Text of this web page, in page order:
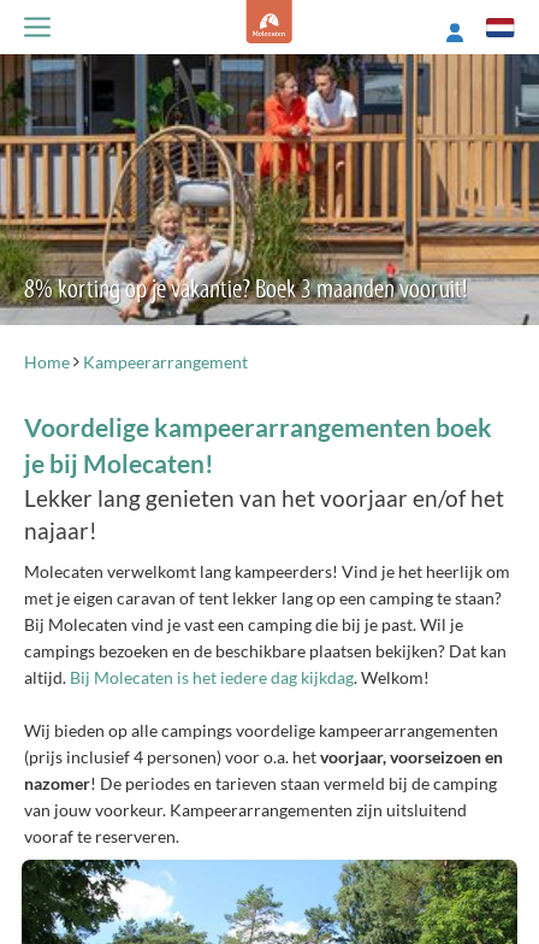
8% korting op je vakantie? Boek 3 maanden vooruit!
Home Kampeerarrangement
Voordelige kampeerarrangementen boek
je bij Molecaten!
Lekker lang genieten van het voorjaar en/of het
najaar!
Molecaten verwelkomt lang kampeerders! Vind je het heerlijk om
met je eigen caravan of tent lekker lang op een camping te staan?
Bij Molecaten vind je vast een camping die bij je past. Wil je
campings bezoeken en de beschikbare plaatsen bekijken? Dat kan
altijd. Bij Molecaten is het iedere dag kijkdag. Welkom!
Wij bieden op alle campings voordelige kampeerarrangementen
(prijs inclusief 4 personen) voor o.a. hetvoorjaar, voorseizoen en
nazomer! De periodes en tarieven staan vermeld bij de camping
van jouw voorkeur. Kampeerarrangementen zijn uitsluitend
vooraf te reserveren.